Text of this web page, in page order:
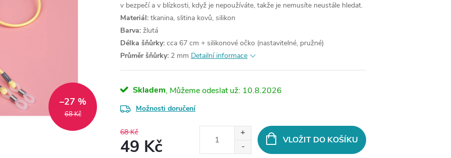
68 Kč
–27 %
v bezpečí a v blízkosti, když je nepoužíváte, takže je nemusíte neustále hledat.
Materiál: tkanina, slitina kovů, silikon
Barva: žlutá
Délka šňůrky: cca 67 cm + silikonové očko (nastavitelné, pružné)
Průměr šňůrky: 2 mm Detailní informace
Skladem 10.8.2026
Možnosti doručení
68 Kč
49 Kč VLOŽIT DO KOŠÍKU